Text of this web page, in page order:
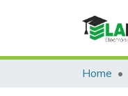
Home